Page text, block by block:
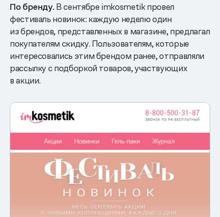
По бренду. В сентябре imkosmetik провел
фестиваль новинок: каждую неделю один
из брендов, представленных в магазине, предлагал
покупателям скидку. Пользователям, которые
интересовались этим брендом ранее, отправляли
рассылку с подборкой товаров, участвующих
в акции.